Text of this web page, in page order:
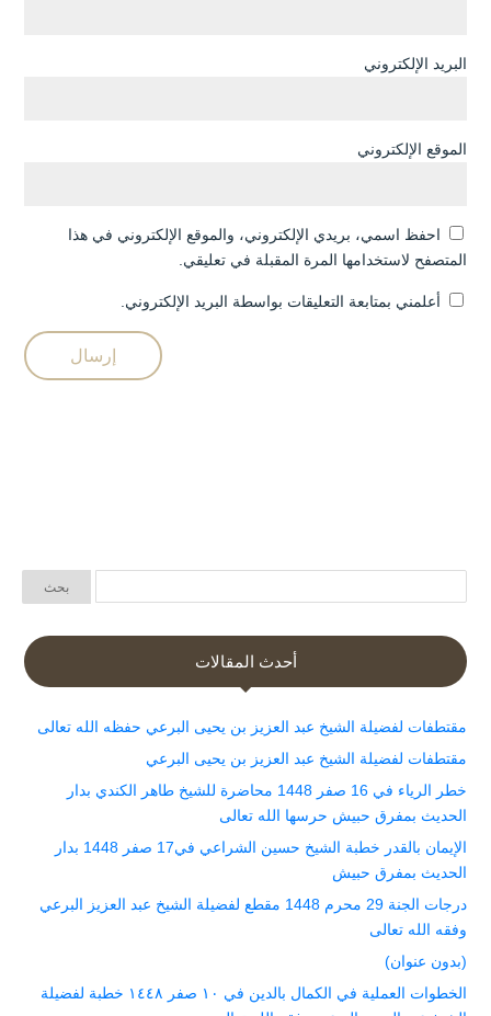
البريد الإلكتروني
الموقع الإلكتروني
احفظ اسمي، بريدي الإلكتروني، والموقع الإلكتروني في هذا
المتصفح لاستخدامها المرة المقبلة في تعليقي.
أعلمني بمتابعة التعليقات بواسطة البريد الإلكتروني.
أحدث المقالات
مقتطفات لفضيلة الشيخ عبد العزيز بن يحيى البرعي حفظه الله تعالى
مقتطفات لفضيلة الشيخ عبد العزيز بن يحيى البرعي
خطر الرياء في 16 صفر 1448 محاضرة للشيخ طاهر الكندي بدار
الحديث بمفرق حبيش حرسها الله تعالى
الإيمان بالقدر خطبة الشيخ حسين الشراعي في17 صفر 1448 بدار
الحديث بمفرق حبيش
درجات الجنة 29 محرم 1448 مقطع لفضيلة الشيخ عبد العزيز البرعي
وفقه الله تعالى
(بدون عنوان)
الخطوات العملية في الكمال بالدين في ١٠ صفر ١٤٤٨ خطبة لفضيلة